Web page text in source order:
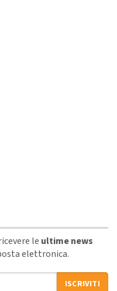
le ultime news
elettronica.
ISCRIVITI